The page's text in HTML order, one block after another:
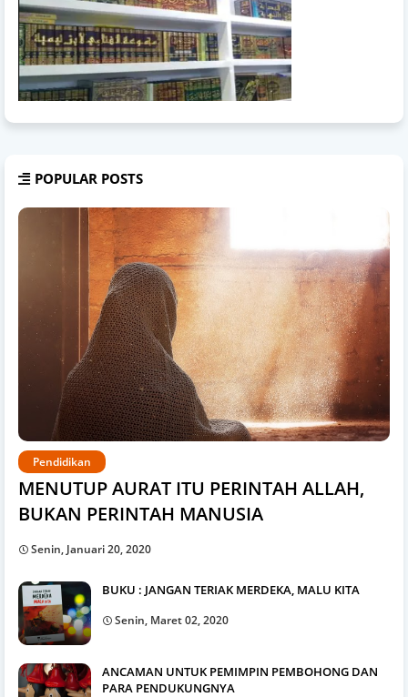
POPULAR POSTS
Pendidikan
MENUTUP AURAT ITU PERINTAH ALLAH,
BUKAN PERINTAH MANUSIA
Senin, Januari 20, 2020
BUKU : JANGAN TERIAK MERDEKA, MALU KITA
Senin, Maret 02, 2020
ANCAMAN UNTUK PEMIMPIN PEMBOHONG DAN
PARA PENDUKUNGNYA